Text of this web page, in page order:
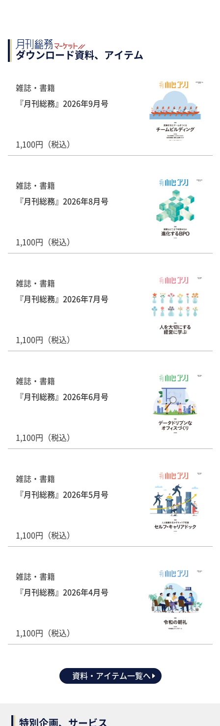
ダウンロード資料、アイテム
雑誌・書籍
『月刊総務』2026年9月号
1,100円（税込）
雑誌・書籍
『月刊総務』2026年8月号
1,100円（税込）
雑誌・書籍
『月刊総務』2026年7月号
1,100円（税込）
雑誌・書籍
『月刊総務』2026年6月号
1,100円（税込）
雑誌・書籍
『月刊総務』2026年5月号
1,100円（税込）
雑誌・書籍
『月刊総務』2026年4月号
1,100円（税込）
資料・アイテム一覧へ
特別企画、サービス